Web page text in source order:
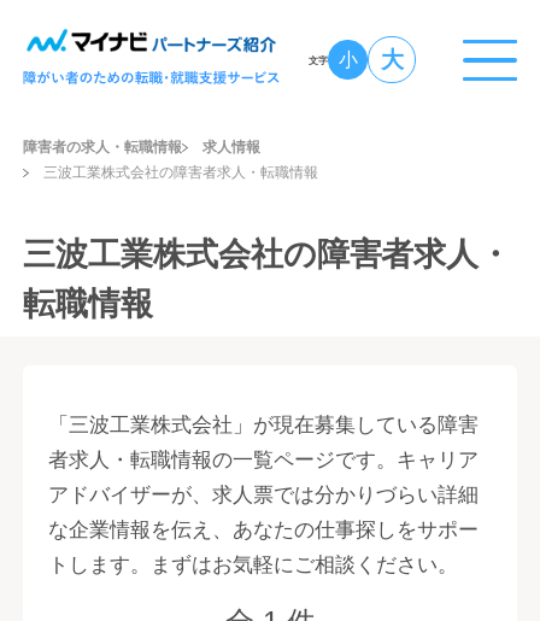
文字 小 大
障害者の求人・転職情報
求人情報
三波工業株式会社の障害者求人・転職情報
三波工業株式会社の障害者求人・
転職情報
「三波工業株式会社」が現在募集している障害
者求人・転職情報の一覧ページです。キャリア
アドバイザーが、求人票では分かりづらい詳細
な企業情報を伝え、あなたの仕事探しをサポー
トします。まずはお気軽にご相談ください。